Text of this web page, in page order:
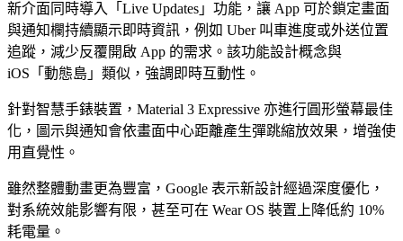
新介面同時導入「Live Updates」功能，讓 App 可於鎖定畫面
與通知欄持續顯示即時資訊，例如 Uber 叫車進度或外送位置
追蹤，減少反覆開啟 App 的需求。該功能設計概念與
iOS「動態島」類似，強調即時互動性。
針對智慧手錶裝置，Material 3 Expressive 亦進行圓形螢幕最佳
化，圖示與通知會依畫面中心距離產生彈跳縮放效果，增強使
用直覺性。
雖然整體動畫更為豐富，Google 表示新設計經過深度優化，
對系統效能影響有限，甚至可在 Wear OS 裝置上降低約 10%
耗電量。